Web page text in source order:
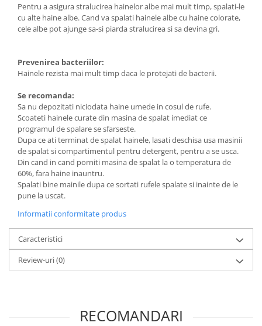
Pentru a asigura stralucirea hainelor albe mai mult timp, spalati-le
cu alte haine albe. Cand va spalati hainele albe cu haine colorate,
cele albe pot ajunge sa-si piarda stralucirea si sa devina gri.
Prevenirea bacteriilor:
Hainele rezista mai mult timp daca le protejati de bacterii.
Se recomanda:
Sa nu depozitati niciodata haine umede in cosul de rufe.
Scoateti hainele curate din masina de spalat imediat ce
programul de spalare se sfarseste.
Dupa ce ati terminat de spalat hainele, lasati deschisa usa masinii
de spalat si compartimentul pentru detergent, pentru a se usca.
Din cand in cand porniti masina de spalat la o temperatura de
60%, fara haine inauntru.
Spalati bine mainile dupa ce sortati rufele spalate si inainte de le
pune la uscat.
Informatii conformitate produs
Caracteristici
Review-uri(0)
RECOMANDARI